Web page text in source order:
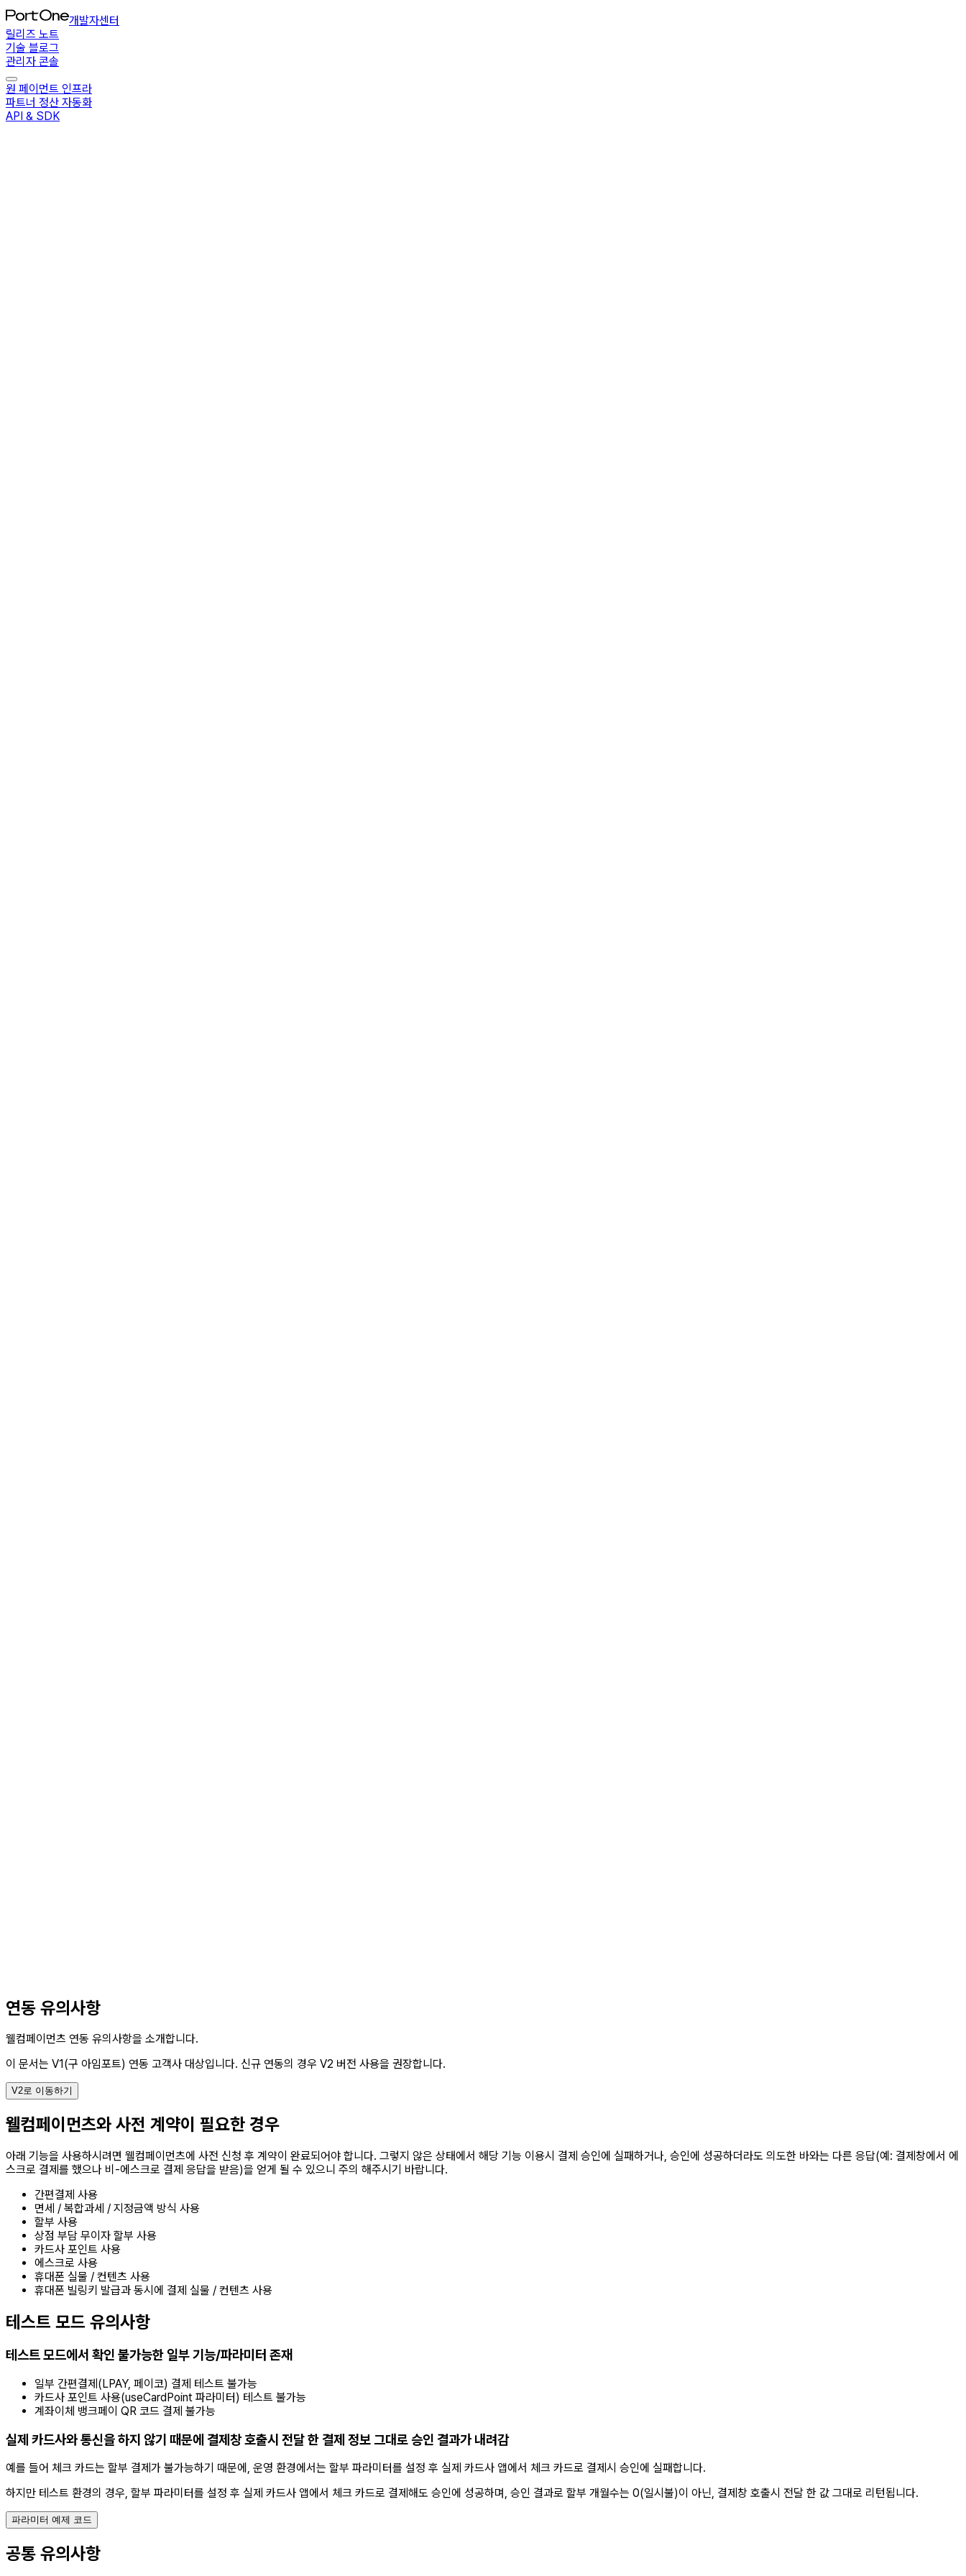
개발자센터
릴리즈 노트
기술 블로그
관리자 콘솔
원 페이먼트 인프라
파트너 정산 자동화
API & SDK
연동 유의사항
웰컴페이먼츠 연동 유의사항을 소개합니다.
이 문서는 V1(구 아임포트) 연동 고객사 대상입니다. 신규 연동의 경우 V2 버전 사용을 권장합니다.
V2로 이동하기
웰컴페이먼츠와 사전 계약이 필요한 경우
아래 기능을 사용하시려면 웰컴페이먼츠에 사전 신청 후 계약이 완료되어야 합니다. 그렇지 않은 상태에서 해당 기능 이용시 결제 승인에 실패하거나, 승인에 성공하더라도 의도한 바와는 다른 응답(예: 결제창에서 에
스크로 결제를 했으나 비-에스크로 결제 응답을 받음)을 얻게 될 수 있으니 주의 해주시기 바랍니다.
간편결제 사용
면세 / 복합과세 / 지정금액 방식 사용
할부 사용
상점 부담 무이자 할부 사용
카드사 포인트 사용
에스크로 사용
휴대폰 실물 / 컨텐츠 사용
휴대폰 빌링키 발급과 동시에 결제 실물 / 컨텐츠 사용
테스트 모드 유의사항
테스트 모드에서 확인 불가능한 일부 기능/파라미터 존재
일부 간편결제(LPAY, 페이코) 결제 테스트 불가능
카드사 포인트 사용(useCardPoint 파라미터) 테스트 불가능
계좌이체 뱅크페이 QR 코드 결제 불가능
실제 카드사와 통신을 하지 않기 때문에 결제창 호출시 전달 한 결제 정보 그대로 승인 결과가 내려감
예를 들어 체크 카드는 할부 결제가 불가능하기 때문에, 운영 환경에서는 할부 파라미터를 설정 후 실제 카드사 앱에서 체크 카드로 결제시 승인에 실패합니다.
하지만 테스트 환경의 경우, 할부 파라미터를 설정 후 실제 카드사 앱에서 체크 카드로 결제해도 승인에 성공하며, 승인 결과로 할부 개월수는 0(일시불)이 아닌, 결제창 호출시 전달 한 값 그대로 리턴됩니다.
파라미터 예제 코드
공통 유의사항